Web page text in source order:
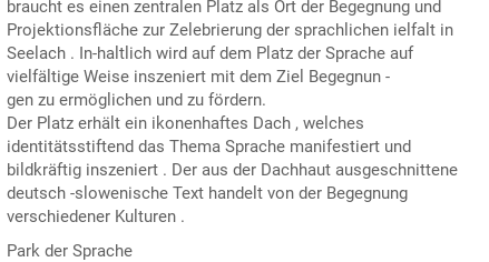
braucht es einen zentralen Platz als Ort der Begegnung und
Projektionsfläche zur Zelebrierung der sprachlichen ielfalt in
Seelach . In-haltlich wird auf dem Platz der Sprache auf
vielfältige Weise inszeniert mit dem Ziel Begegnun -
gen zu ermöglichen und zu fördern.
Der Platz erhält ein ikonenhaftes Dach , welches
identitätsstiftend das Thema Sprache manifestiert und
bildkräftig inszeniert . Der aus der Dachhaut ausgeschnittene
deutsch -slowenische Text handelt von der Begegnung
verschiedener Kulturen .
Park der Sprache